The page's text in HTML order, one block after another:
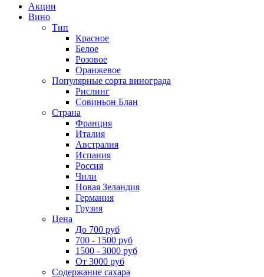
Акции
Вино
Тип
Красное
Белое
Розовое
Оранжевое
Популярные сорта винограда
Рислинг
Совиньон Блан
Страна
Франция
Италия
Австралия
Испания
Россия
Чили
Новая Зеландия
Германия
Грузия
Цена
До 700 руб
700 - 1500 руб
1500 - 3000 руб
От 3000 руб
Содержание сахара